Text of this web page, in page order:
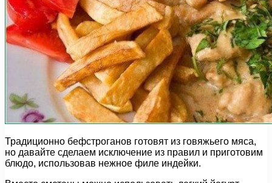
Традиционно бефстроганов готовят из говяжьего мяса,
но давайте сделаем исключение из правил и приготовим
блюдо, использовав нежное филе индейки.